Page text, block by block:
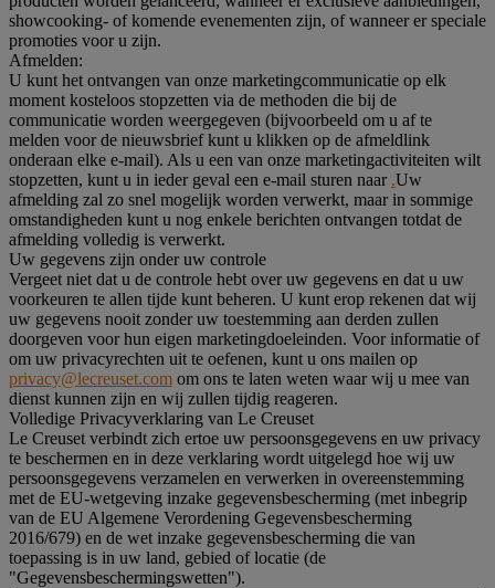
showcooking- of komende evenementen zijn, of wanneer er speciale
promoties voor u zijn.
Afmelden:
U kunt het ontvangen van onze marketingcommunicatie op elk
moment kosteloos stopzetten via de methoden die bij de
communicatie worden weergegeven (bijvoorbeeld om u af te
melden voor de nieuwsbrief kunt u klikken op de afmeldlink
onderaan elke e-mail). Als u een van onze marketingactiviteiten wilt
stopzetten, kunt u in ieder geval een e-mail sturen naar .Uw
afmelding zal zo snel mogelijk worden verwerkt, maar in sommige
omstandigheden kunt u nog enkele berichten ontvangen totdat de
afmelding volledig is verwerkt.
Uw gegevens zijn onder uw controle
Vergeet niet dat u de controle hebt over uw gegevens en dat u uw
voorkeuren te allen tijde kunt beheren. U kunt erop rekenen dat wij
uw gegevens nooit zonder uw toestemming aan derden zullen
doorgeven voor hun eigen marketingdoeleinden. Voor informatie of
om uw privacyrechten uit te oefenen, kunt u ons mailen op
privacy@lecreuset.com om ons te laten weten waar wij u mee van
dienst kunnen zijn en wij zullen tijdig reageren.
Volledige Privacyverklaring van Le Creuset
Le Creuset verbindt zich ertoe uw persoonsgegevens en uw privacy
te beschermen en in deze verklaring wordt uitgelegd hoe wij uw
persoonsgegevens verzamelen en verwerken in overeenstemming
met de EU-wetgeving inzake gegevensbescherming (met inbegrip
van de EU Algemene Verordening Gegevensbescherming
2016/679) en de wet inzake gegevensbescherming die van
toepassing is in uw land, gebied of locatie (de
"Gegevensbeschermingswetten").